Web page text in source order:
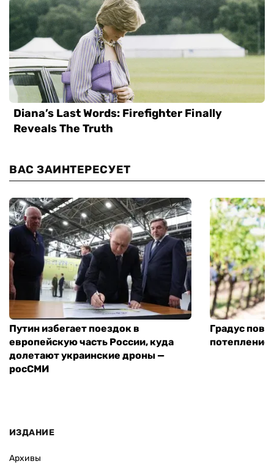
ВАС ЗАИНТЕРЕСУЕТ
Путин избегает поездок в
европейскую часть России, куда
долетают украинские дроны —
росСМИ
Градус
ИЗДАНИЕ
Архивы